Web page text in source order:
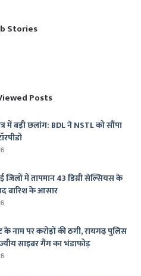
Stories
भारत बनाम पाकिस्तान, हेड
चैंपियंस ट्रॉफी 2025 में
Posts
में बड़ी छलांग: BDL ने NSTL को सौंपा
जिलों में तापमान 43 डिग्री सेल्सियस के
बारिश के आसार
के नाम पर करोड़ों की ठगी, रायगढ़ पुलिस
साइबर गैंग का भंडाफोड़